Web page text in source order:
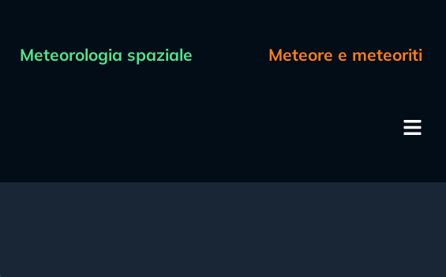
Meteorologia spaziale Meteore e meteoriti